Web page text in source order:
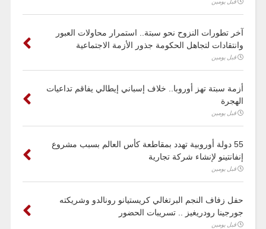
قبل يومين
آخر تطورات النزوح نحو سبتة.. استمرار محاولات العبور
وانتقادات لتجاهل الحكومة جذور الأزمة الاجتماعية
قبل يومين
أزمة سبتة تهز أوروبا.. خلاف إسباني إيطالي يفاقم تداعيات
الهجرة
قبل يومين
55 دولة أوروبية تهدد بمقاطعة كأس العالم بسبب مشروع
إنفانتينو لإنشاء شركة تجارية
قبل يومين
حفل زفاف النجم البرتغالي كريستيانو رونالدو وشريكته
جورجينا رودريغيز .. تسريبات الحضور
قبل يومين